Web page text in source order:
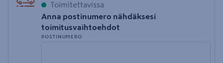
Toimitettavissa
Anna postinumero nähdäksesi
toimitusvaihtoehdot
POSTINUMERO